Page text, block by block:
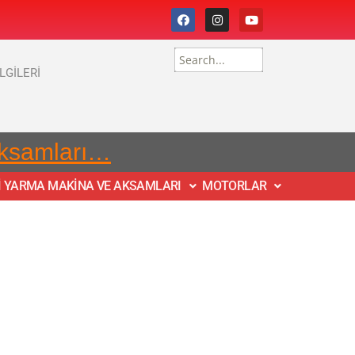
YARMA MAKİNA VE AKSAMLARI MOTORLAR